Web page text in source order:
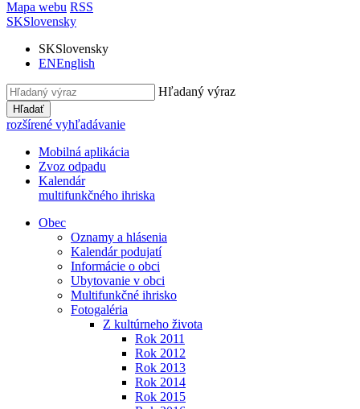
Mapa webu RSS
SKSlovensky
SKSlovensky
ENEnglish
Hľadaný výraz
Hľadať
rozšírené vyhľadávanie
Mobilná aplikácia
Zvoz odpadu
Kalendár
multifunkčného ihriska
Obec
Oznamy a hlásenia
Kalendár podujatí
Informácie o obci
Ubytovanie v obci
Multifunkčné ihrisko
Fotogaléria
Z kultúrneho života
Rok 2011
Rok 2012
Rok 2013
Rok 2014
Rok 2015